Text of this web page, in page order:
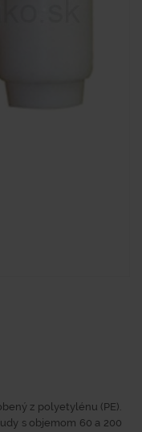
z polyetylénu (PE).
s objemom 60 a 200